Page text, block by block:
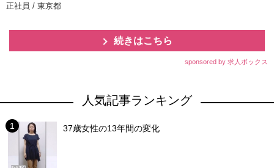
正社員 / 東京都
続きはこちら
sponsored by 求人ボックス
人気記事ランキング
37歳女性の13年間の変化